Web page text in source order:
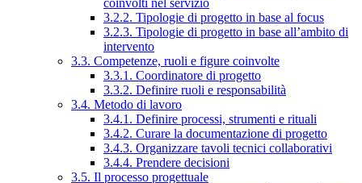
coinvolti nel servizio
3.2.2. Tipologie di progetto in base al focus
3.2.3. Tipologie di progetto in base all’ambito di
intervento
3.3. Competenze, ruoli e figure coinvolte
3.3.1. Coordinatore di progetto
3.3.2. Definire ruoli e responsabilità
3.4. Metodo di lavoro
3.4.1. Definire processi, strumenti e rituali
3.4.2. Curare la documentazione di progetto
3.4.3. Organizzare tavoli tecnici collaborativi
3.4.4. Prendere decisioni
3.5. Il processo progettuale